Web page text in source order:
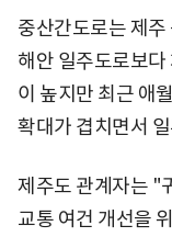
중산간도로는 제
해안 일주도로보
이 높지만 최근 애
확대가 겹치면서
제주도 관계자는 "
교통 여건 개선을